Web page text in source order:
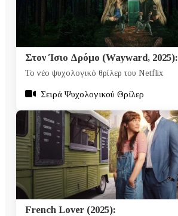
Στον Ίσιο Δρόμο (Wayward, 2025):
Το νέο ψυχολογικό θρίλερ του Netflix
Σειρά Ψυχολογικού Θρίλερ
French Lover (2025):